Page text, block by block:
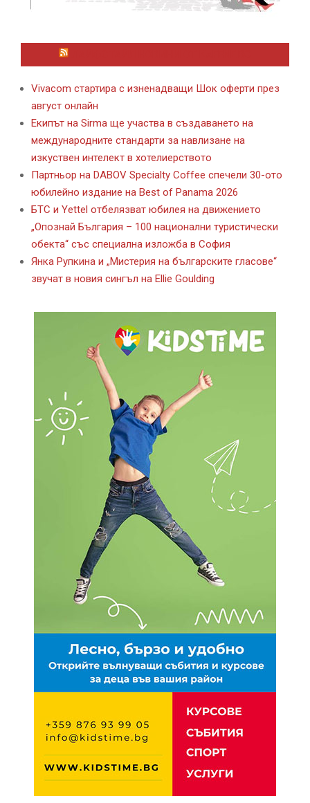
Vivacom стартира с изненадващи Шок оферти през
август онлайн
Екипът на Sirma ще участва в създаването на
международните стандарти за навлизане на
изкуствен интелект в хотелиерството
Партньор на DABOV Specialty Coffee спечели 30-ото
юбилейно издание на Best of Panama 2026
БТС и Yettel отбелязват юбилея на движението
„Опознай България – 100 национални туристически
обекта“ със специална изложба в София
Янка Рупкина и „Мистерия на българските гласове“
звучат в новия сингъл на Ellie Goulding